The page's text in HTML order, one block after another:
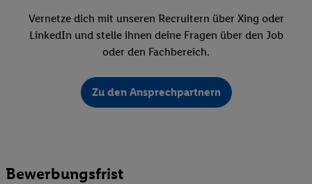
Vernetze dich mit unseren Recruitern über Xing oder
LinkedIn und stelle ihnen deine Fragen über den Job
oder den Fachbereich.
Zu den Ansprechpartnern
Bewerbungsfrist